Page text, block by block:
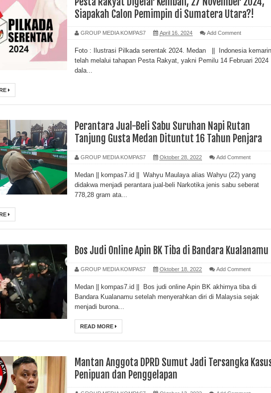
Siapakah Calon Pemimpin di Sumatera Utara?!
GROUP MEDIA KOMPAS7 April 16, 2024 Add Comment
Foto : Ilustrasi Pilkada serentak 2024. Medan || Indonesia kemarin
telah melalui tahapan Pesta Rakyat, yakni Pemilu 14 Februari 2024
dala...
Perantara Jual-Beli Sabu Suruhan Napi Rutan
Tanjung Gusta Medan Dituntut 16 Tahun Penjara
GROUP MEDIA KOMPAS7 Oktober 28, 2022 Add Comment
Medan || kompas7.id || Wahyu Maulaya alias Wahyu (22) yang
didakwa menjadi perantara jual-beli Narkotika jenis sabu seberat
778,28 gram ata...
Bos Judi Online Apin BK Tiba di Bandara Kualanamu
GROUP MEDIA KOMPAS7 Oktober 18, 2022 Add Comment
Medan || kompas7.id || Bos judi online Apin BK akhirnya tiba di
Bandara Kualanamu setelah menyerahkan diri di Malaysia sejak
menjadi burona...
READ MORE
Mantan Anggota DPRD Sumut Jadi Tersangka
Penipuan dan Penggelapan